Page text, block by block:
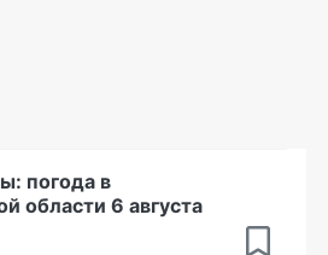
погода в
области 6 августа